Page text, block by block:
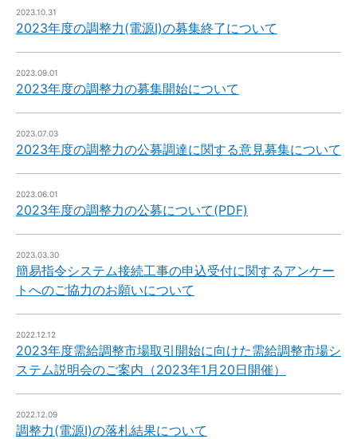
2023.10.31
2023年度の調整力(電源Ⅰ)の募集終了について
2023.09.01
2023年度の調整力の募集開始について
2023.07.03
2023年度の調整力の公募調達に関する意見募集について
2023.06.01
2023年度の調整力の公募について(PDF)
2023.03.30
簡易指令システム接続工事の申込受付に関するアンケー
トへのご協力のお願いについて
2022.12.12
2023年度需給調整市場取引開始に向けた需給調整市場シ
ステム説明会のご案内（2023年1月20日開催）
2022.12.09
調整力(電源Ⅰ)の落札結果について